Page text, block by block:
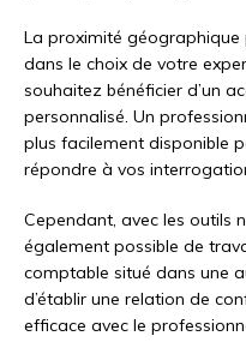
La proximité
dans le choix de votre
souhaitez bénéficier d’un
personnalisé. Un
plus facilement disponible
répondre à vos
Cependant, avec les outils
également possible de
comptable situé dans une
d’établir une relation de
efficace avec le